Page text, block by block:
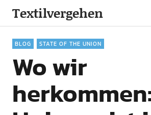
Textilvergehen
BLOG STATE OF THE UNION
Wo wir
herkommen: